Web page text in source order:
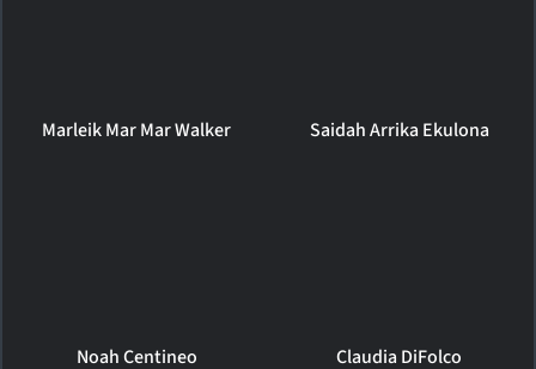
Marleik Mar Mar Walker Saidah Arrika Ekulona
Noah Centineo Claudia DiFolco